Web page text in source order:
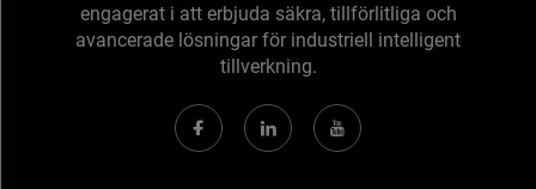
engagerat i att erbjuda säkra, tillförlitliga och
avancerade lösningar för industriell intelligent
tillverkning.